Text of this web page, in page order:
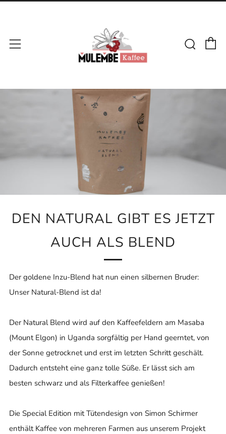
Menü
DEN NATURAL GIBT ES JETZT
AUCH ALS BLEND
Der goldene Inzu-Blend hat nun einen silbernen Bruder:
Unser Natural-Blend ist da!
Der Natural Blend wird auf den Kaffeefeldern am Masaba
(Mount Elgon) in Uganda sorgfältig per Hand geerntet, von
der Sonne getrocknet und erst im letzten Schritt geschält.
Dadurch entsteht eine ganz tolle Süße. Er lässt sich am
besten schwarz und als Filterkaffee genießen!
Die Special Edition mit Tütendesign von Simon Schirmer
enthält Kaffee von mehreren Farmen aus unserem Projekt